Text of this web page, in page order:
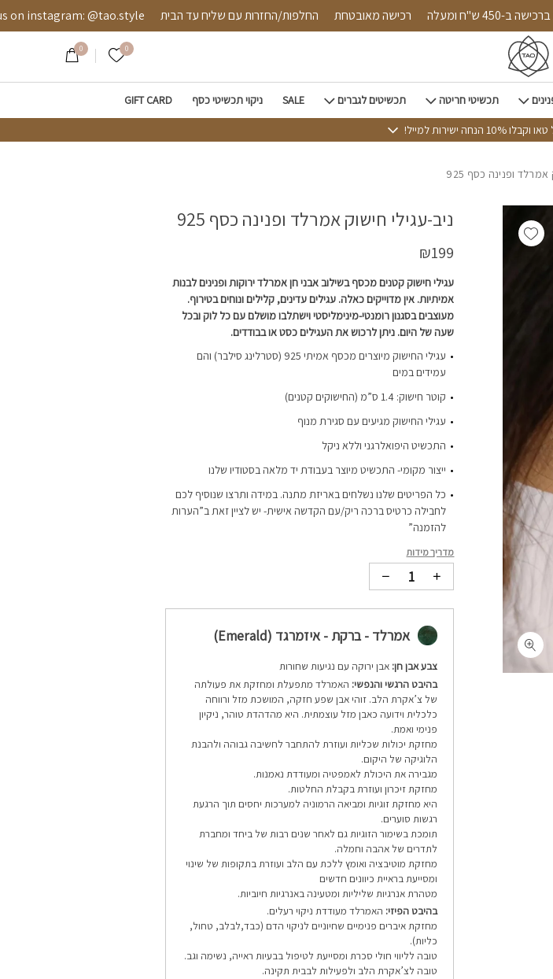
ברכישה ב-450 ש"ח ומעלה רכישה מאובטחת החלפות/החזרות עם שליח עד הבית @tao.style
0 הרשימה שלי
0
תכשיטי חריטה תכשיטים לגברים SALE ניקוי תכשיטי כסף GIFT CARD
ישירות למייל!
ופנינה כסף 925
ניב-עגילי חישוק אמרלד ופנינה כסף 925
₪199
עגילי חישוק קטנים מכסף בשילוב אבני חן אמרלד ירוקות ופנינים לבנות
אמיתיות. אין מדוייקים כאלה. עגילים עדינים, קלילים ונוחים בטירוף.
מעוצבים בסגנון רומנטי-מינימליסטי וישתלבו מושלם עם כל לוק ובכל
שעה של היום. ניתן לרכוש את העגילים כסט או בבודדים.
עגילי החישוק מיוצרים מכסף אמיתי 925 (סטרלינג סילבר) והם
עמידים במים
קוטר חישוק: 1.4 ס”מ (החישוקים קטנים)
עגילי החישוק מגיעים עם סגירת מנוף
התכשיט היפואלרגני וללא ניקל
ייצור מקומי- התכשיט מיוצר בעבודת יד מלאה בסטודיו שלנו
כל הפריטים שלנו נשלחים באריזת מתנה. במידה ותרצו שנוסיף לכם
לחבילה כרטיס ברכה ריק/עם הקדשה אישית- יש לציין זאת ב”הערות
להזמנה”
מדריך מידות
אמרלד - ברקת - איזמרגד (Emerald)
צבע אבן חן: אבן ירוקה עם נגיעות שחורות
בהיבט הרגשי והנפשי: האמרלד מתפעלת ומחזקת את פעולתה
של צ’אקרת הלב. זוהי אבן שפע חזקה, המושכת מזל ורווחה
כלכלית וידועה כאבן מזל עוצמתית. היא מהדהדת טוהר, ניקיון
פנימי ואמת.
מחזקת יכולות שכליות ועוזרת להתחבר לחשיבה גבוהה ולהבנת
הלוגיקה של היקום.
מגבירה את היכולת לאמפטיה ומעודדת נאמנות.
מחזקת זיכרון ועוזרת בקבלת החלטות.
היא מחזקת זוגיות ומביאה הרמוניה למערכות יחסים תוך הרגעת
רגשות סוערים.
תומכת בשימור הזוגיות גם לאחר שנים רבות של ביחד ומחברת
לתדרים של אהבה וחמלה.
מחזקת מוטיבציה ואומץ ללכת עם הלב ועוזרת בתקופות של שינוי
ומסייעת בראיית כיוונים חדשים
מטהרת אנרגיות שליליות ומטעינה באנרגיות חיוביות.
בהיבט הפיזי: האמרלד מעודדת ניקוי רעלים.
מחזקת איברים פנימיים שחיוניים לניקוי הדם (כבד,לבלב, טחול,
כליות).
טובה לליווי חולי סכרת ומסייעת לטיפול בבעיות ראייה, נשימה וגב.
טובה לצ’אקרת הלב ולפעילות לבבית תקינה.
Add wishlist